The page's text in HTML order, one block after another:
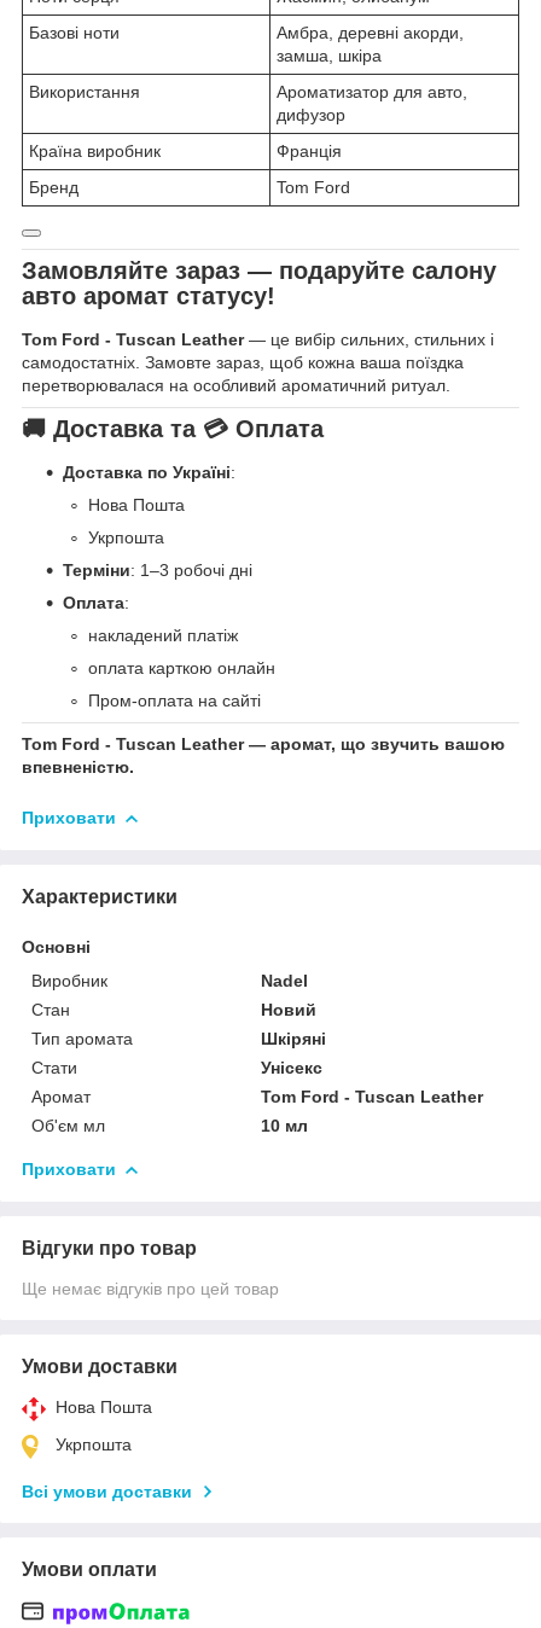
Базові ноти
Амбра, деревні акорди,
замша, шкіра
Використання
Ароматизатор для авто,
дифузор
Країна виробник
Франція
Бренд
Tom Ford
Замовляйте зараз — подаруйте салону
авто аромат статусу!
Tom Ford - Tuscan Leather— це вибір сильних, стильних і
самодостатніх. Замовте зараз, щоб кожна ваша поїздка
перетворювалася на особливий ароматичний ритуал.
🚚 Доставка та 💳 Оплата
Доставка по Україні:
Нова Пошта
Укрпошта
Терміни: 1–3 робочі дні
Оплата:
накладений платіж
оплата карткою онлайн
Пром-оплата на сайті
Tom Ford - Tuscan Leather — аромат, що звучить вашою
впевненістю.
Приховати
Характеристики
Основні
Виробник
Nadel
Стан
Новий
Тип аромата
Шкіряні
Стати
Унісекс
Аромат
Tom Ford - Tuscan Leather
Об'єм мл
10 мл
Приховати
Відгуки про товар
Ще немає відгуків про цей товар
Умови доставки
Нова Пошта
Укрпошта
Всі умови доставки
Умови оплати